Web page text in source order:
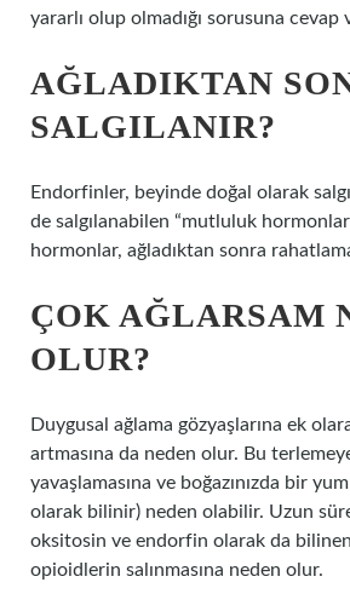
yararlı olup olmadığı sorusuna cevap
AĞLADIKTAN
SALGILANIR?
Endorfinler, beyinde doğal olarak
de salgılanabilen “mutluluk
hormonlar, ağladıktan sonra
ÇOK AĞLARSAM
OLUR?
Duygusal ağlama gözyaşlarına ek
artmasına da neden olur. Bu
yavaşlamasına ve boğazınızda bir
olarak bilinir) neden olabilir. Uzun
oksitosin ve endorfin olarak da
opioidlerin salınmasına neden olur.